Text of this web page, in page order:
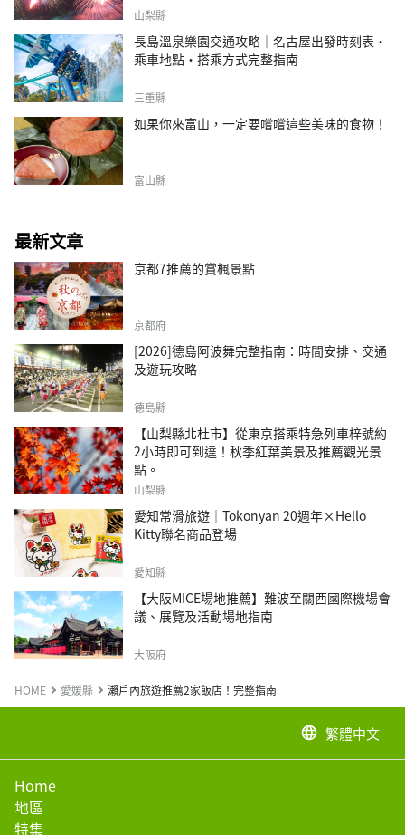
山梨縣
長島溫泉樂園交通攻略｜名古屋出發時刻表・
乘車地點・搭乘方式完整指南
三重縣
如果你來富山，一定要嚐嚐這些美味的食物！
富山縣
最新文章
京都7推薦的賞楓景點
京都府
[2026]德島阿波舞完整指南：時間安排、交通
及遊玩攻略
德島縣
【山梨縣北杜市】從東京搭乘特急列車梓號約
2小時即可到達！秋季紅葉美景及推薦觀光景
點。
山梨縣
愛知常滑旅遊｜Tokonyan 20週年×Hello
Kitty聯名商品登場
愛知縣
【大阪MICE場地推薦】難波至關西國際機場會
議、展覽及活動場地指南
大阪府
HOME 愛媛縣 瀨戶內旅遊推薦2家飯店！完整指南
language 繁體中文
Home
地區
特集